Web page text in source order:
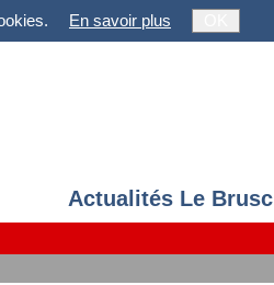
En savoir plus
Actualités Le Brusc